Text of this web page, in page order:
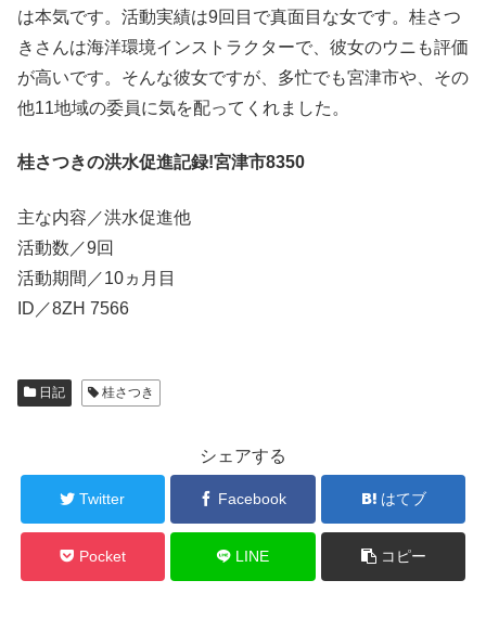
は本気です。活動実績は9回目で真面目な女です。桂さつ
きさんは海洋環境インストラクターで、彼女のウニも評価
が高いです。そんな彼女ですが、多忙でも宮津市や、その
他11地域の委員に気を配ってくれました。
桂さつきの洪水促進記録!宮津市8350
主な内容／洪水促進他
活動数／9回
活動期間／10ヵ月目
ID／8ZH 7566
日記 桂さつき
シェアする
Twitter Facebook はてブ
Pocket LINE コピー